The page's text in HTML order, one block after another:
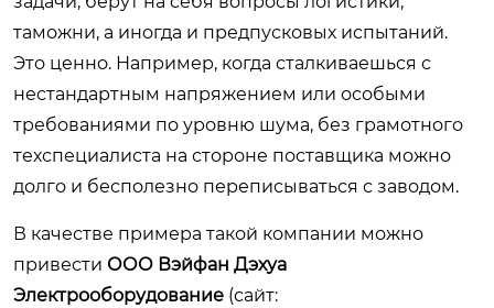
таможни, а иногда и предпусковых испытаний.
Это ценно. Например, когда сталкиваешься с
нестандартным напряжением или особыми
требованиями по уровню шума, без грамотного
техспециалиста на стороне поставщика можно
долго и бесполезно переписываться с заводом.
В качестве примера такой компании можно
привести ООО Вэйфан Дэхуа
Электрооборудование (сайт: